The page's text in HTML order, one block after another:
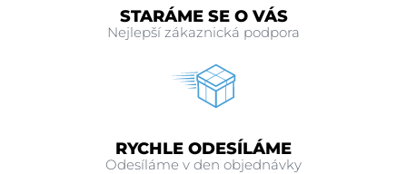
STARÁME SE O VÁS
Nejlepší zákaznická podpora
RYCHLE ODESÍLÁME
Odesíláme v den objednávky